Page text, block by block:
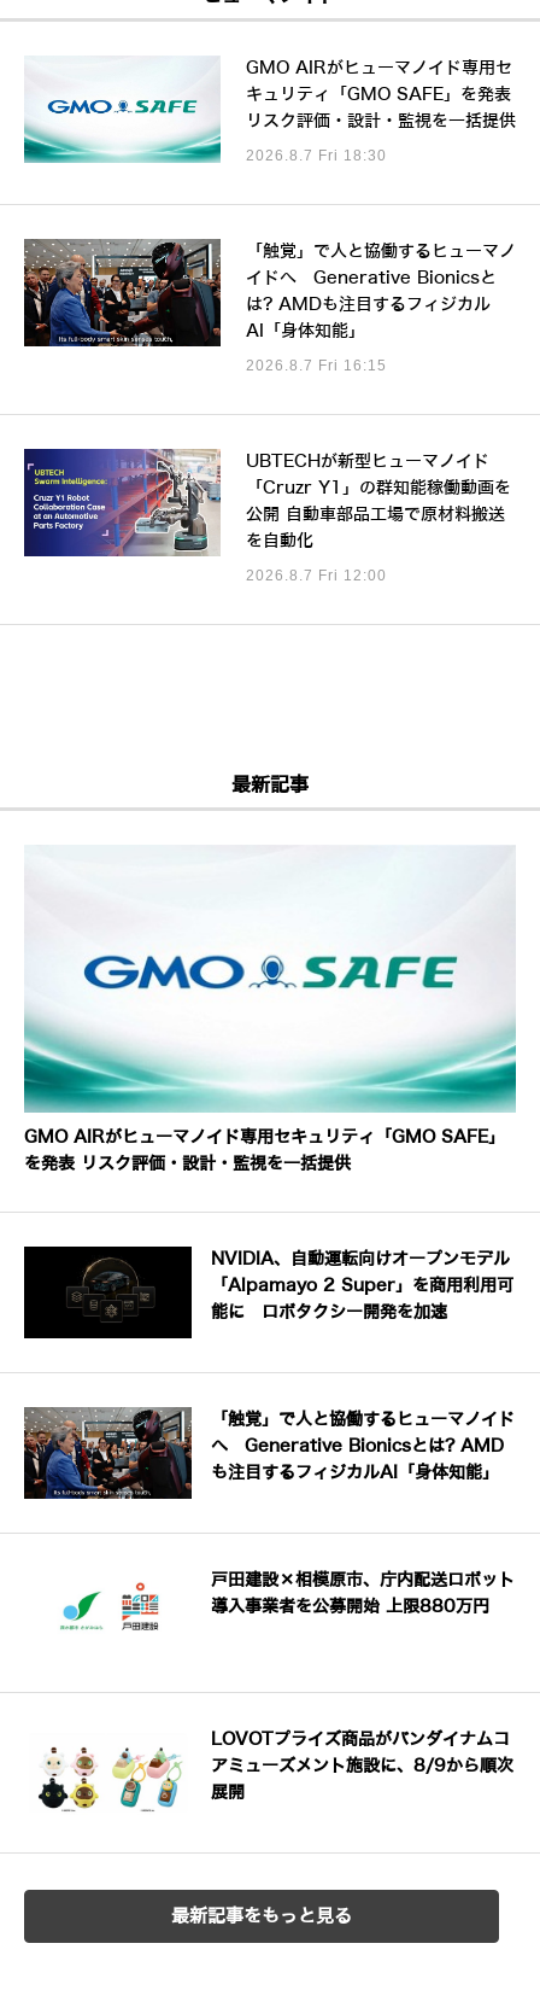
GMO AIRがヒューマノイド専用セ
キュリティ「GMO SAFE」を発表
リスク評価・設計・監視を一括提供
2026.8.7 Fri 18:30
「触覚」で人と協働するヒューマノ
イドへ Generative Bionicsと
は? AMDも注目するフィジカル
AI「身体知能」
2026.8.7 Fri 16:15
UBTECHが新型ヒューマノイド
「Cruzr Y1」の群知能稼働動画を
公開 自動車部品工場で原材料搬送
を自動化
2026.8.7 Fri 12:00
最新記事
GMO AIRがヒューマノイド専用セキュリティ「GMO SAFE」
を発表 リスク評価・設計・監視を一括提供
NVIDIA、自動運転向けオープンモデル
「Alpamayo 2 Super」を商用利用可
能に ロボタクシー開発を加速
「触覚」で人と協働するヒューマノイド
へ Generative Bionicsとは? AMD
も注目するフィジカルAI「身体知能」
戸田建設×相模原市、庁内配送ロボット
導入事業者を公募開始 上限880万円
LOVOTプライズ商品がバンダイナムコ
アミューズメント施設に、8/9から順次
展開
最新記事をもっと見る